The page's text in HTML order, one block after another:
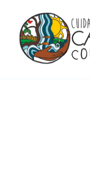
contenido